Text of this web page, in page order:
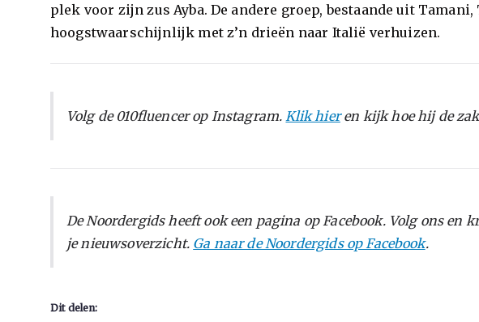
plek voor zijn zus Ayba. De andere groep, bestaande uit Tamani,
hoogstwaarschijnlijk met z’n drieën naar Italië verhuizen.
Volg de 010fluencer op Instagram. Klik hieren kijk hoe hij de
De Noordergids heeft ook een pagina op Facebook. Volg ons
je nieuwsoverzicht. Ga naar de Noordergids op Facebook.
Dit delen: